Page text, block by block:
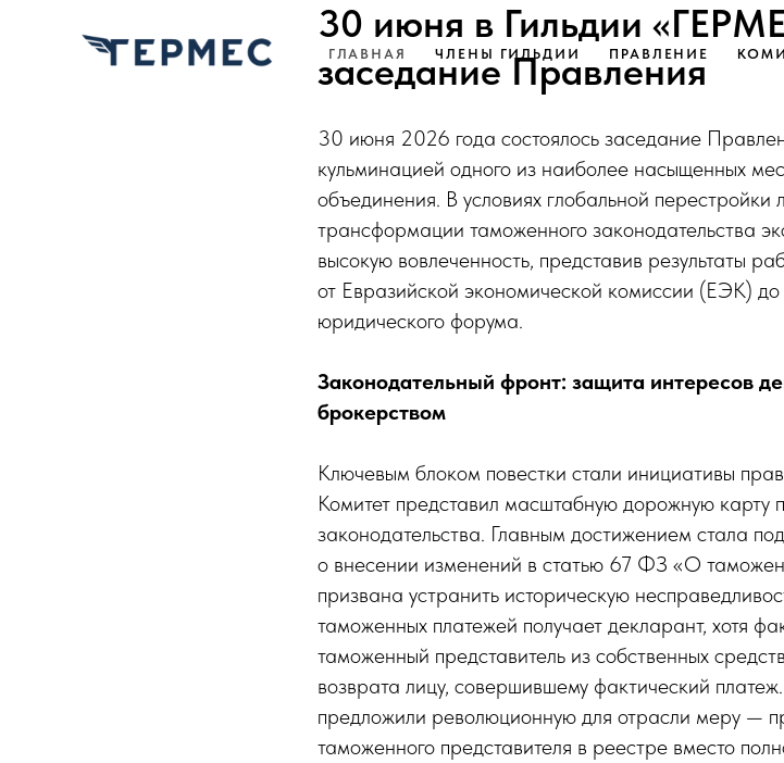
ГЛАВНАЯ ЧЛЕНЫ ГИЛЬДИИ ПРАВЛЕНИЕ
30 июня в Гильдии
заседание Правления
30 июня 2026 года состоялось заседание
кульминацией одного из наиболее насыщенных
объединения. В условиях глобальной перестройки
трансформации таможенного законодательства
высокую вовлеченность, представив результаты
от Евразийской экономической комиссии (ЕЭК)
юридического форума.
Законодательный фронт: защита интересов
брокерством
Ключевым блоком повестки стали инициативы
Комитет представил масштабную дорожную карту
законодательства. Главным достижением стала
о внесении изменений в статью 67 ФЗ «О
призвана устранить историческую
таможенных платежей получает декларант, хотя
таможенный представитель из собственных
возврата лицу, совершившему фактический
предложили революционную для отрасли меру —
таможенного представителя в реестре вместо